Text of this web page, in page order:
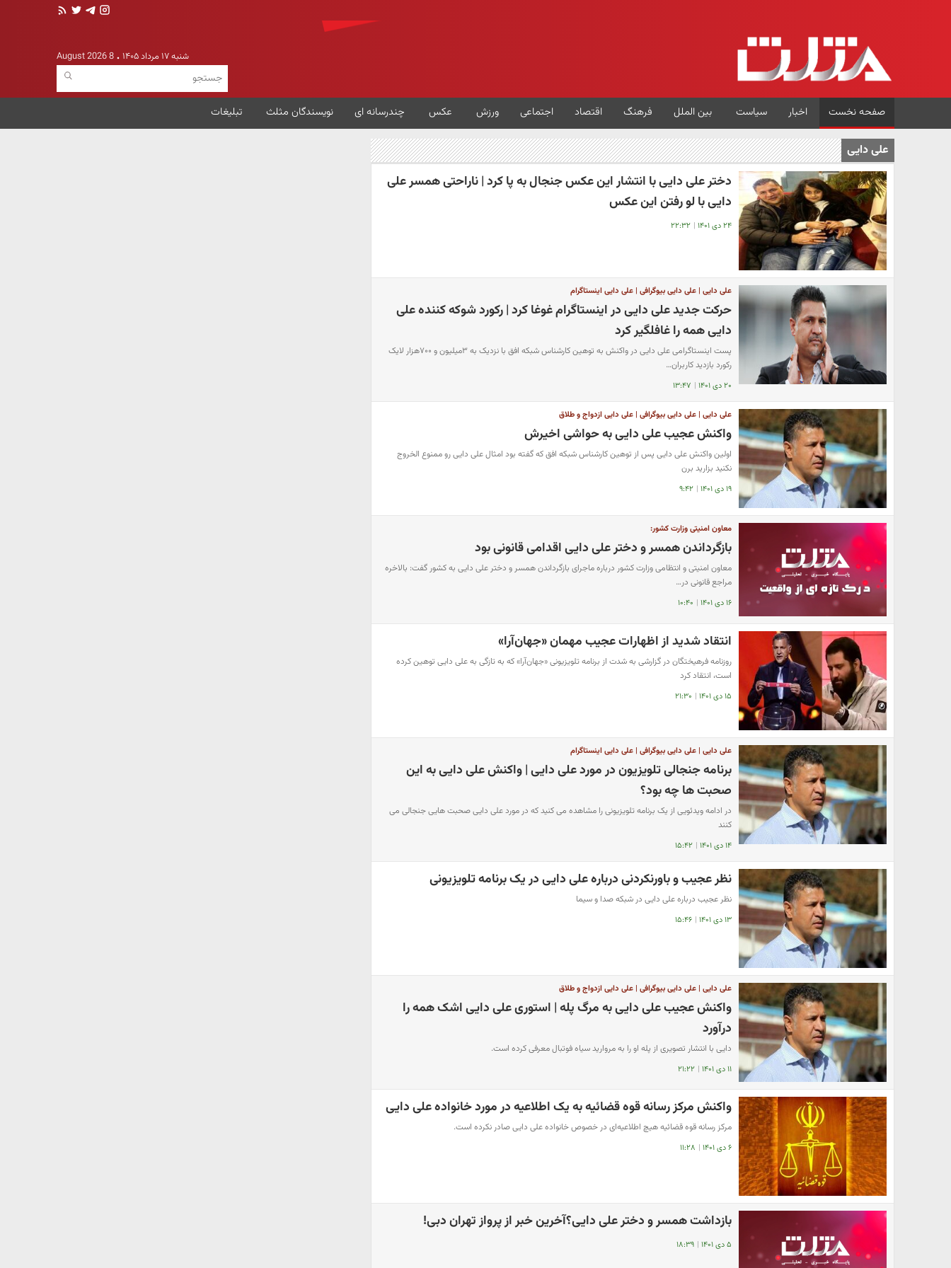
شنبه ۱۷ مرداد ۱۴۰۵ 8 August 2026
صفحه نخست اخبار سیاست بین الملل فرهنگ اقتصاد اجتماعی ورزش عکس چندرسانه ای نویسندگان مثلث تبلیغات
علی دایی
دختر علی دایی با انتشار این عکس جنجال به پا کرد | ناراحتی همسر علی
دایی با لو رفتن این عکس
۲۴ دی ۱۴۰۱ | ۲۲:۳۲
علی دایی | علی دایی بیوگرافی | علی دایی اینستاگرام
حرکت جدید علی دایی در اینستاگرام غوغا کرد | رکورد شوکه کننده علی
دایی همه را غافلگیر کرد
پست اینستاگرامی علی دایی در واکنش به توهین کارشناس شبکه افق با نزدیک به ۳میلیون و ۷۰۰هزار لایک
رکورد بازدید کاربران…
۲۰ دی ۱۴۰۱ | ۱۳:۴۷
علی دایی | علی دایی بیوگرافی | علی دایی ازدواج و طلاق
واکنش عجیب علی دایی به حواشی اخیرش
اولین وا‌کنش علی دایی پس از توهین کارشناس شبکه افق که گفته بود امثال علی دایی رو ممنوع الخروج
نکنید بزارید برن
۱۹ دی ۱۴۰۱ | ۹:۴۲
معاون امنیتی وزارت کشور:
بازگرداندن همسر و دختر علی دایی اقدامی قانونی بود
معاون امنیتی و انتظامی وزارت کشور درباره ماجرای بازگرداندن همسر و دختر علی دایی به کشور گفت: بالاخره
مراجع قانونی در…
۱۶ دی ۱۴۰۱ | ۱۰:۴۰
انتقاد شدید از اظهارات عجیب مهمان «جهان‌آرا»
روزنامه فرهیختگان در گزارشی به شدت از برنامه تلویزیونی «جهان‌آرا» که به تازگی به علی دایی توهین کرده
است، انتقاد کرد
۱۵ دی ۱۴۰۱ | ۲۱:۳۰
علی دایی | علی دایی بیوگرافی | علی دایی اینستاگرام
برنامه جنجالی تلویزیون در مورد علی دایی | واکنش علی دایی به این
صحبت ها چه بود؟
در ادامه ویدئویی از یک برنامه تلویزیونی را مشاهده می کنید که در مورد علی دایی صحبت هایی جنجالی می
کنند
۱۴ دی ۱۴۰۱ | ۱۵:۴۲
نظر عجیب و باورنکردنی درباره علی دایی در یک برنامه تلویزیونی
نظر عجیب درباره علی دایی در شبکه صدا و سیما
۱۳ دی ۱۴۰۱ | ۱۵:۴۶
علی دایی | علی دایی بیوگرافی | علی دایی ازدواج و طلاق
واکنش عجیب علی دایی به مرگ پله | استوری علی دایی اشک همه را
درآورد
دایی با انتشار تصویری از پله او را به مروارید سیاه فوتبال معرفی کرده است.
۱۱ دی ۱۴۰۱ | ۲۱:۲۲
واکنش مرکز رسانه قوه قضائیه به یک اطلاعیه‌ در مورد خانواده علی دایی
مرکز رسانه قوه قضائیه هیچ اطلاعیه‌ای در خصوص خانواده علی دایی صادر نکرده است.
۶ دی ۱۴۰۱ | ۱۱:۲۸
بازداشت همسر و دختر علی دایی؟آخرین خبر از پرواز تهران دبی!
۵ دی ۱۴۰۱ | ۱۸:۳۹